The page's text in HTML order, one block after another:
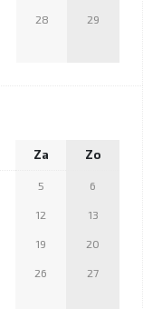
28 29
Za Zo
5 6
12 13
19 20
26 27